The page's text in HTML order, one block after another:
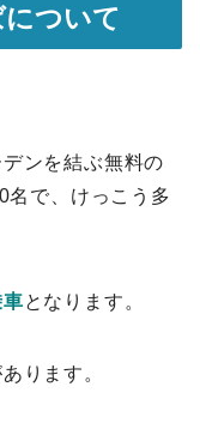
ついて
ンを結ぶ無料の
名で、けっこう多
となります。
ります。